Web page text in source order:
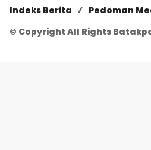
Indeks Berita
Pedoman
© Copyright All Rights